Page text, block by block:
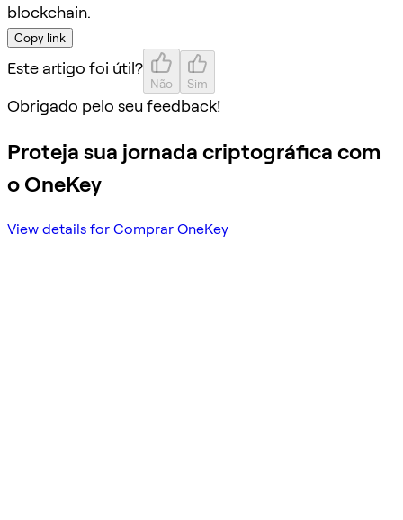
blockchain.
Copy link
Este artigo foi útil?
Não Sim
Obrigado pelo seu feedback!
Proteja sua jornada criptográfica com
o OneKey
View details for Comprar OneKey